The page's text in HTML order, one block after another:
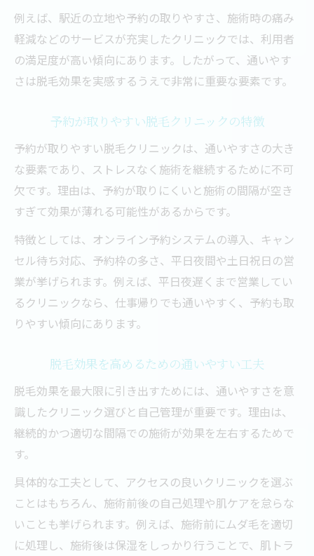
女性専用脱毛クリニックの安心感を解説
VIO脱毛当日の注意点と快適さの秘訣
例えば、駅近の立地や予約の取りやすさ、施術時の痛み
軽減などのサービスが充実したクリニックでは、利用者
の満足度が高い傾向にあります。したがって、通いやす
さは脱毛効果を実感するうえで非常に重要な要素です。
予約が取りやすい脱毛クリニックの特徴
予約が取りやすい脱毛クリニックは、通いやすさの大き
な要素であり、ストレスなく施術を継続するために不可
欠です。理由は、予約が取りにくいと施術の間隔が空き
すぎて効果が薄れる可能性があるからです。
特徴としては、オンライン予約システムの導入、キャン
セル待ち対応、予約枠の多さ、平日夜間や土日祝日の営
業が挙げられます。例えば、平日夜遅くまで営業してい
るクリニックなら、仕事帰りでも通いやすく、予約も取
りやすい傾向にあります。
脱毛効果を高めるための通いやすい工夫
脱毛効果を最大限に引き出すためには、通いやすさを意
識したクリニック選びと自己管理が重要です。理由は、
継続的かつ適切な間隔での施術が効果を左右するためで
す。
具体的な工夫として、アクセスの良いクリニックを選ぶ
ことはもちろん、施術前後の自己処理や肌ケアを怠らな
いことも挙げられます。例えば、施術前にムダ毛を適切
に処理し、施術後は保湿をしっかり行うことで、肌トラ